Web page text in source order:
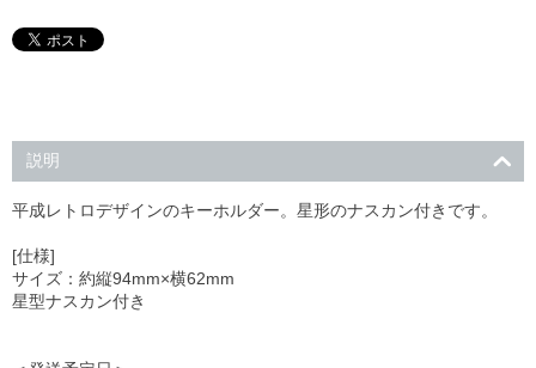
説明
平成レトロデザインのキーホルダー。星形のナスカン付きです。
[仕様]
サイズ：約縦94mm×横62mm
星型ナスカン付き